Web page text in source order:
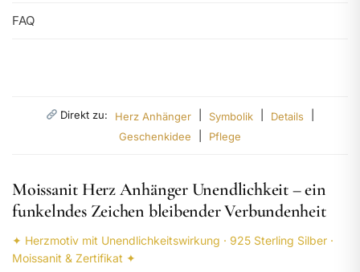
FAQ
Direkt zu: Herz Anhänger Symbolik Details
Geschenkidee
Pflege
Moissanit Herz Anhänger Unendlichkeit – ein
funkelndes Zeichen bleibender Verbundenheit
✦ Herzmotiv mit Unendlichkeitswirkung · 925 Sterling Silber ·
Moissanit & Zertifikat ✦